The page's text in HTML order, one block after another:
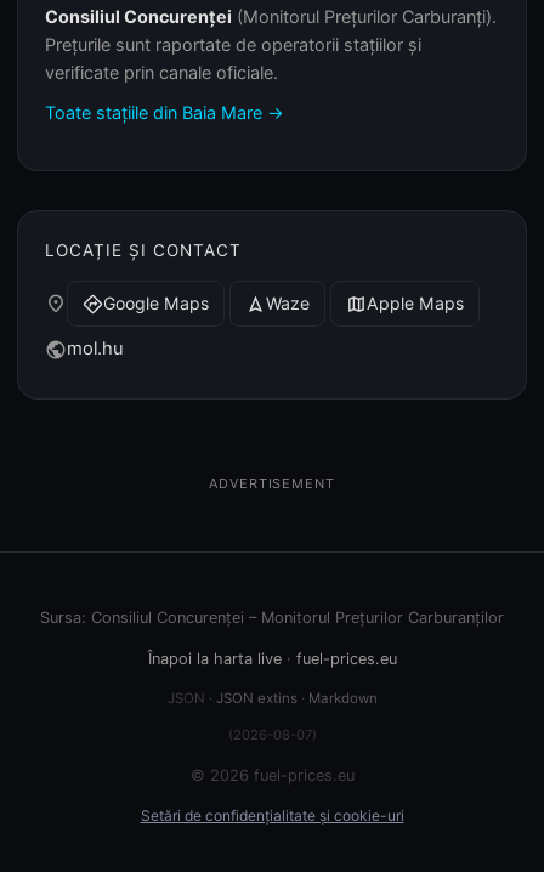
Consiliul Concurenței (Monitorul Prețurilor Carburanți).
Prețurile sunt raportate de operatorii stațiilor și
verificate prin canale oficiale.
Toate stațiile din Baia Mare →
LOCAȚIE ȘI CONTACT
place directionsGoogle Maps navigation Waze mapApple Maps
publicmol.hu
ADVERTISEMENT
Sursa: Consiliul Concurenței – Monitorul Prețurilor Carburanților
Înapoi la harta live· fuel-prices.eu
JSON · JSON extins· Markdown
(2026-08-07)
© 2026 fuel-prices.eu
Setări de confidențialitate și cookie-uri